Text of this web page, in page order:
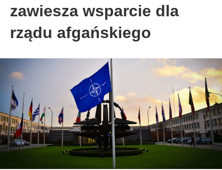
zawiesza wsparcie dla
rządu afgańskiego